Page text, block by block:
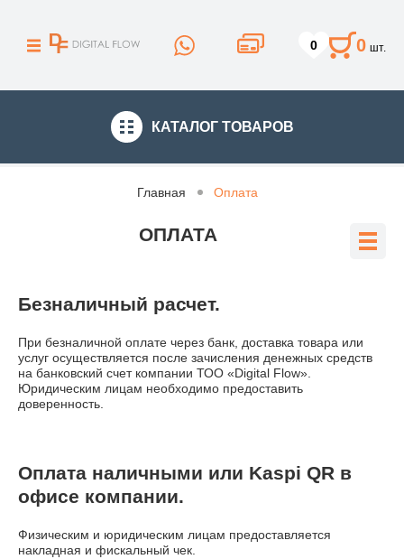
0 0 шт.
КАТАЛОГ ТОВАРОВ
Главная Оплата
ОПЛАТА
Безналичный расчет.
При безналичной оплате через банк, доставка товара или
услуг осуществляется после зачисления денежных средств
на банковский счет компании ТОО «Digital Flow».
Юридическим лицам необходимо предоставить
доверенность.
Оплата наличными или Kaspi QR в
офисе компании.
Физическим и юридическим лицам предоставляется
накладная и фискальный чек.